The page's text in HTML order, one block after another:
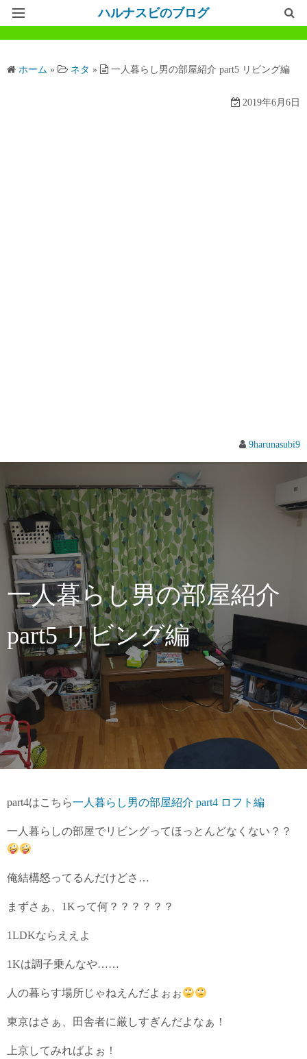
ハルナスビのブログ
記事一覧
ホームページ
ホーム » ネタ » 一人暮らし男の部屋紹介 part5 リビング編
2019年6月6日
9harunasubi9
一人暮らし男の部屋紹介
part5 リビング編
part4はこちら一人暮らし男の部屋紹介 part4 ロフト編
一人暮らしの部屋でリビングってほっとんどなくない？？
俺結構怒ってるんだけどさ…
まずさぁ、1Kって何？？？？？？
1LDKならええよ
1Kは調子乗んなや……
人の暮らす場所じゃねえんだよぉぉ
東京はさぁ、田舎者に厳しすぎんだよなぁ！
上京してみればよぉ！